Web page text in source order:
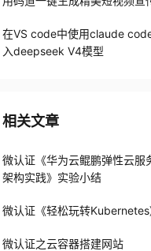
在VS code中使用claude
入deepseek V4模型
相关文章
微认证《华为云鲲鹏弹性云服
架构实践》实验小结
微认证《轻松玩转
微认证之云容器搭建网站